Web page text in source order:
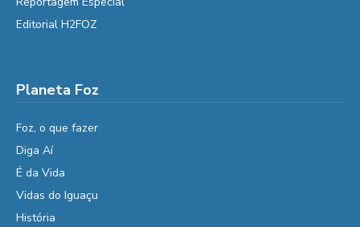
Editorial H2FOZ
Planeta Foz
Foz, o que fazer
Diga Aí
É da Vida
Vidas do Iguaçu
História